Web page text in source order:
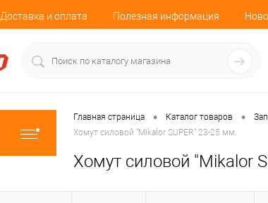
Доставка и оплата Полезная информация
Главная страница • Каталог товаров •
Хомут силовой "Mikalor SUPER" 23-25 мм.
Хомут силовой "Mikalor